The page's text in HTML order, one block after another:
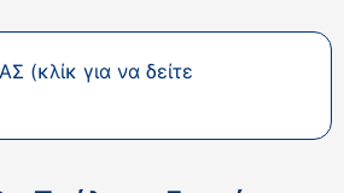
(κλίκ για να δείτε